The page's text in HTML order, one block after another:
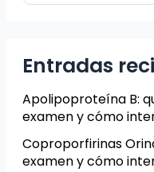
Entradas
Apolipoproteína B:
examen y cómo
Coproporfirinas
examen y cómo